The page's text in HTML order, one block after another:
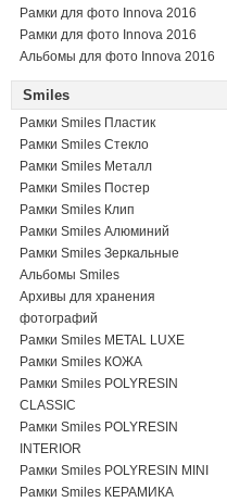
Рамки для фото Innova 2016
Рамки для фото Innova 2016
Альбомы для фото Innova 2016
Smiles
Рамки Smiles Пластик
Рамки Smiles Стекло
Рамки Smiles Металл
Рамки Smiles Постер
Рамки Smiles Клип
Рамки Smiles Алюминий
Рамки Smiles Зеркальные
Альбомы Smiles
Архивы для хранения
фотографий
Рамки Smiles METAL LUXE
Рамки Smiles КОЖА
Рамки Smiles POLYRESIN
CLASSIC
Рамки Smiles POLYRESIN
INTERIOR
Рамки Smiles POLYRESIN MINI
Рамки Smiles КЕРАМИКА